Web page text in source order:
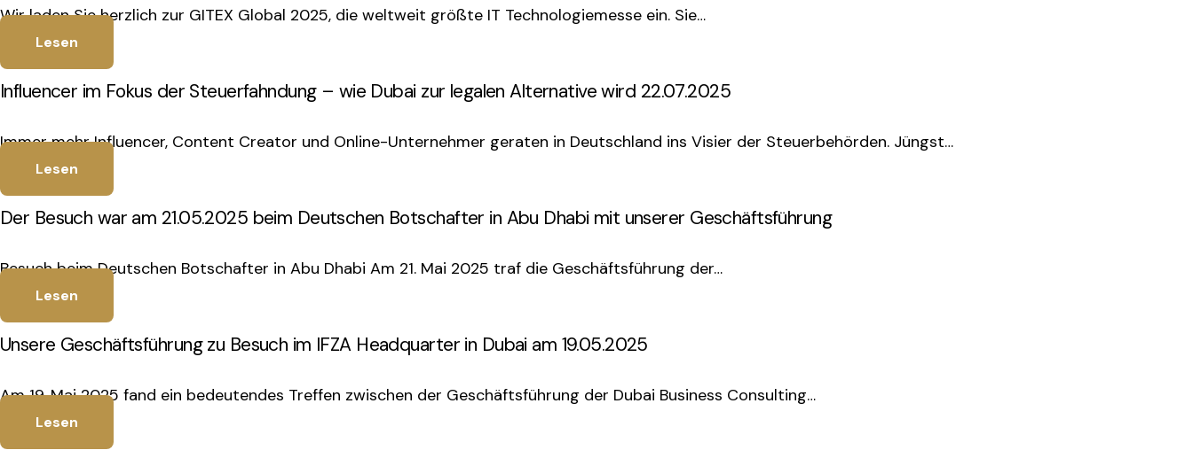
Wir laden Sie herzlich zur GITEX Global 2025, die weltweit größte IT Technologiemesse ein. Sie…
Lesen
Influencer im Fokus der Steuerfahndung – wie Dubai zur legalen Alternative wird 22.07.2025
Immer mehr Influencer, Content Creator und Online-Unternehmer geraten in Deutschland ins Visier der Steuerbehörden. Jüngst…
Lesen
Der Besuch war am 21.05.2025 beim Deutschen Botschafter in Abu Dhabi mit unserer Geschäftsführung
Besuch beim Deutschen Botschafter in Abu Dhabi Am 21. Mai 2025 traf die Geschäftsführung der…
Lesen
Unsere Geschäftsführung zu Besuch im IFZA Headquarter in Dubai am 19.05.2025
Am 19. Mai 2025 fand ein bedeutendes Treffen zwischen der Geschäftsführung der Dubai Business Consulting…
Lesen